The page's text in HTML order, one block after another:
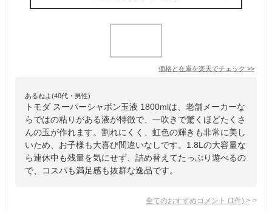
価格と在庫を楽天でチェック >>
あるねよ(40代・男性)
トモダ スーパーシャボン玉液 1800mlは、老舗メーカーな
らではの粘りがある液が特徴で、一吹きで驚くほどたくさ
んの玉が作れます。割れにくく、虹色の輝きも非常に美し
いため、お子様も大喜び間違いなしです。1.8Lの大容量な
ら連休中も残量を気にせず、詰め替えてたっぷり遊べるの
で、コスパも満足感も抜群な逸品です。
全てのおすすめコメント (1 件) >